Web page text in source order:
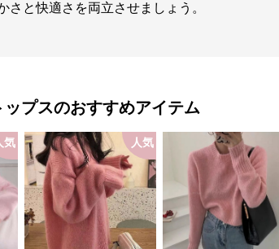
さと快適さを両立させましょう。
ップスのおすすめアイテム
気 人気